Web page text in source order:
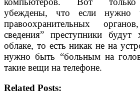
убеждены, что если нужно
правоохранительных
сведения” преступники
облаке, то есть никак не на
нужно быть “больным на
такие вещи на телефоне.
Related Posts: